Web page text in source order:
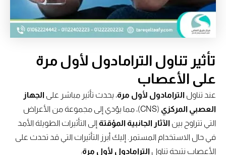
تأثير تناول الترامادول لأول مرة
على الأعصاب
عند تناول الترامادول لأول مرة، يحدث تأثير مباشر على
الجهاز
العصبي المركزي
(CNS)، مما يؤدي إلى مجموعة من الأعراض
التي تتراوح بينالآثار الجانبية المؤقتةإلى التأثيرات الطويلة الأمد
في حال الاستخدام المستمر. إليك أبرز التأثيرات التي قد تحدث على
الأعصاب نتيجة تناول الترامادول لأول مرة: